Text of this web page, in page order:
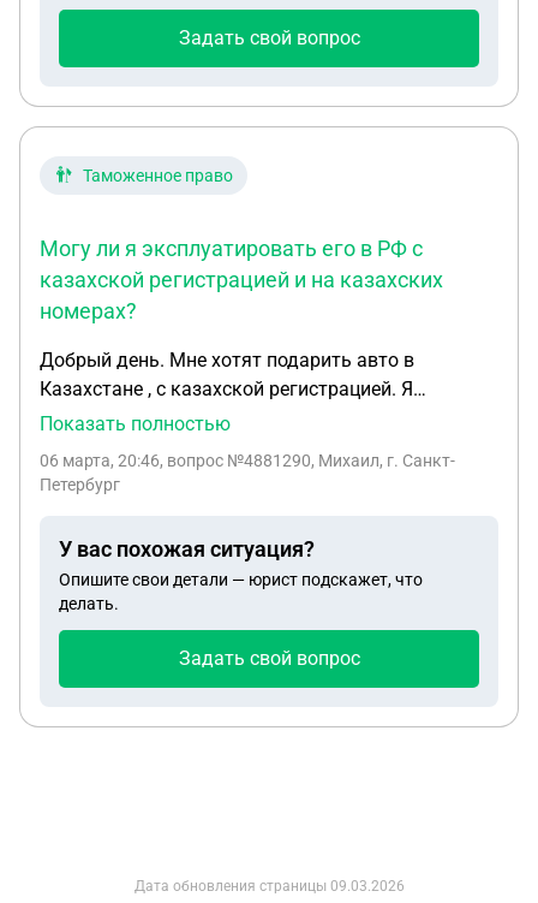
Задать свой вопрос
Таможенное право
Могу ли я эксплуатировать его в РФ с
казахской регистрацией и на казахских
номерах?
Добрый день. Мне хотят подарить авто в
Казахстане , с казахской регистрацией. Я
гражданин РФ, растоможивать это старое авто
Могу ли я эксплуатировать его в РФ с казахской
Показать полностью
06 марта, 20:46, вопрос №4881290, Михаил, г. Санкт-
Петербург
У вас похожая ситуация?
Опишите свои детали — юрист подскажет, что
делать.
Задать свой вопрос
Дата обновления страницы 09.03.2026